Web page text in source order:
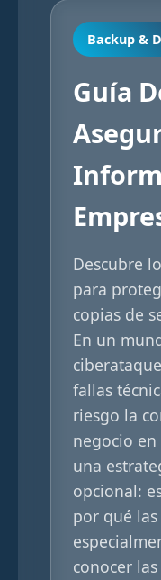
Backup &
Guía
Descubre
para
copias de
En un
fallas
riesgo la
negocio
una
opcional:
por qué las
conocer